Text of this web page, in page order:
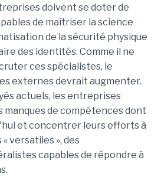
doivent se doter de
de maîtriser la science
de la sécurité physique
des identités. Comme il ne
ces spécialistes, le
externes devrait augmenter.
actuels, les entreprises
de compétences dont
et concentrer leurs efforts à
versatiles », des
capables de répondre à